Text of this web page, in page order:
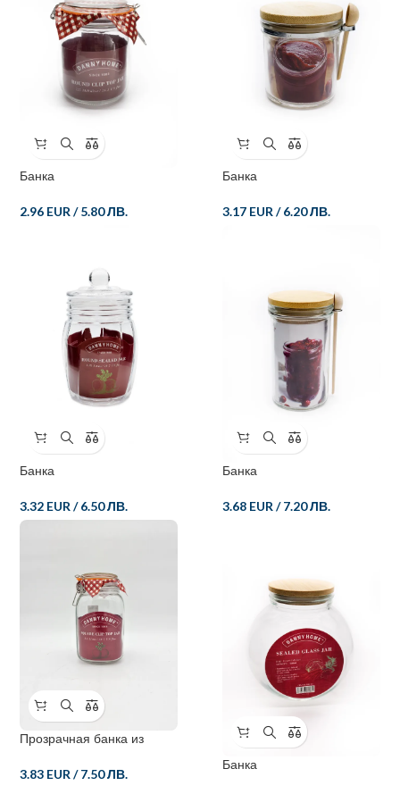
Банка
2.96 EUR/5.80 ЛВ.
Банка
3.17 EUR/6.20 ЛВ.
Банка
3.32 EUR /6.50 ЛВ.
Банка
3.68 EUR /7.20 ЛВ.
Прозрачная банка из
пищевых продуктов
3.83 EUR /7.50 ЛВ.
Банка